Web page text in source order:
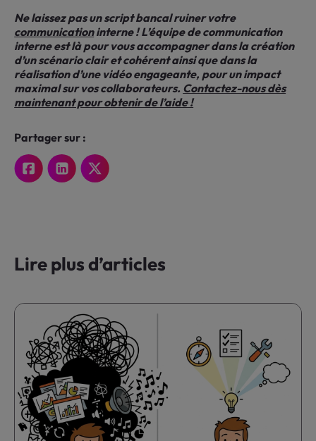
Ne laissez pas un script bancal ruiner votre
communicationinterne ! L’équipe de communication
interne est là pour vous accompagner dans la création
d’un scénario clair et cohérent ainsi que dans la
réalisation d’une vidéo engageante, pour un impact
maximal sur vos collaborateurs. Contactez-nous dès
maintenant pour obtenir de l’aide !
Partager sur :
Lire plus d’articles